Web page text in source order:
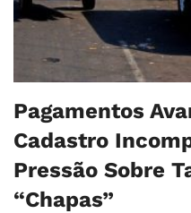
Pagamentos
Cadastro
Pressão Sobre
“Chapas”